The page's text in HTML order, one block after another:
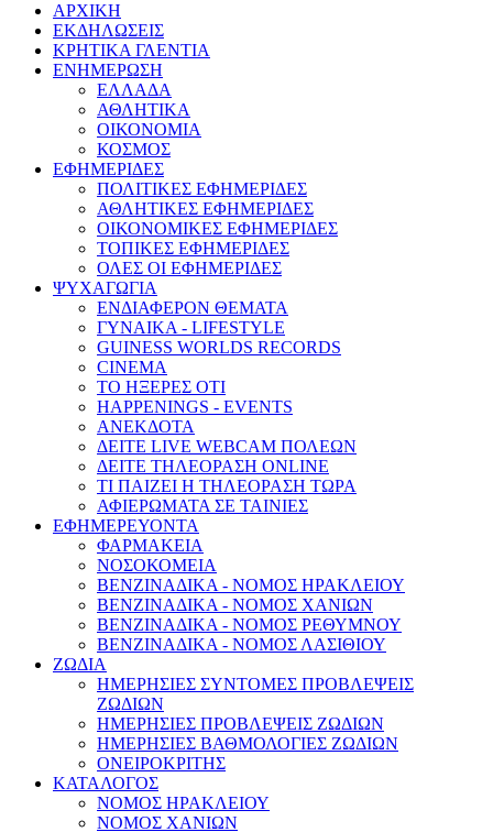
ΑΡΧΙΚΗ
ΕΚΔΗΛΩΣΕΙΣ
ΚΡΗΤΙΚΑ ΓΛΕΝΤΙΑ
ΕΝΗΜΕΡΩΣΗ
ΕΛΛΑΔΑ
ΑΘΛΗΤΙΚΑ
ΟΙΚΟΝΟΜΙΑ
ΚΟΣΜΟΣ
ΕΦΗΜΕΡΙΔΕΣ
ΠΟΛΙΤΙΚΕΣ ΕΦΗΜΕΡΙΔΕΣ
ΑΘΛΗΤΙΚΕΣ ΕΦΗΜΕΡΙΔΕΣ
ΟΙΚΟΝΟΜΙΚΕΣ ΕΦΗΜΕΡΙΔΕΣ
ΤΟΠΙΚΕΣ ΕΦΗΜΕΡΙΔΕΣ
ΟΛΕΣ ΟΙ ΕΦΗΜΕΡΙΔΕΣ
ΨΥΧΑΓΩΓΙΑ
ΕΝΔΙΑΦΕΡΟΝ ΘΕΜΑΤΑ
ΓΥΝΑΙΚΑ - LIFESTYLE
GUINESS WORLDS RECORDS
CINEMA
ΤΟ ΗΞΕΡΕΣ ΟΤΙ
HAPPENINGS - EVENTS
ΑΝΕΚΔΟΤΑ
ΔΕΙΤΕ LIVE WEBCAM ΠΟΛΕΩΝ
ΔΕΙΤΕ ΤΗΛΕΟΡΑΣΗ ONLINE
ΤΙ ΠΑΙΖΕΙ Η ΤΗΛΕΟΡΑΣΗ ΤΩΡΑ
ΑΦΙΕΡΩΜΑΤΑ ΣΕ ΤΑΙΝΙΕΣ
ΕΦΗΜΕΡΕΥΟΝΤΑ
ΦΑΡΜΑΚΕΙΑ
ΝΟΣΟΚΟΜΕΙΑ
ΒΕΝΖΙΝΑΔΙΚΑ - ΝΟΜΟΣ ΗΡΑΚΛΕΙΟΥ
ΒΕΝΖΙΝΑΔΙΚΑ - ΝΟΜΟΣ ΧΑΝΙΩΝ
ΒΕΝΖΙΝΑΔΙΚΑ - ΝΟΜΟΣ ΡΕΘΥΜΝΟΥ
ΒΕΝΖΙΝΑΔΙΚΑ - ΝΟΜΟΣ ΛΑΣΙΘΙΟΥ
ΖΩΔΙΑ
ΗΜΕΡΗΣΙΕΣ ΣΥΝΤΟΜΕΣ ΠΡΟΒΛΕΨΕΙΣ
ΖΩΔΙΩΝ
ΗΜΕΡΗΣΙΕΣ ΠΡΟΒΛΕΨΕΙΣ ΖΩΔΙΩΝ
ΗΜΕΡΗΣΙΕΣ ΒΑΘΜΟΛΟΓΙΕΣ ΖΩΔΙΩΝ
ΟΝΕΙΡΟΚΡΙΤΗΣ
ΚΑΤΑΛΟΓΟΣ
ΝΟΜΟΣ ΗΡΑΚΛΕΙΟΥ
ΝΟΜΟΣ ΧΑΝΙΩΝ